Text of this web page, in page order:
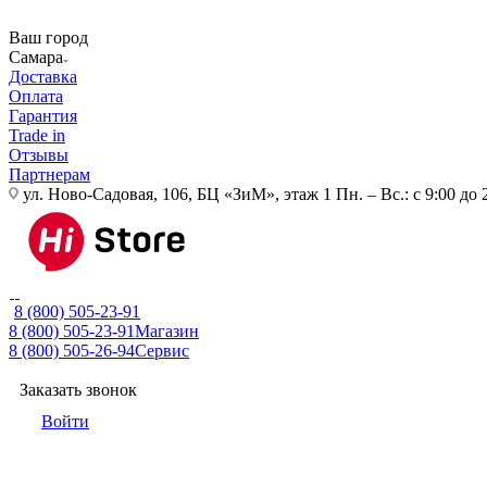
Ваш город
Самара
Доставка
Оплата
Гарантия
Trade in
Отзывы
Партнерам
ул. Ново-Садовая, 106, БЦ «ЗиМ», этаж 1 Пн. – Вс.: с 9:00 до
8 (800) 505-23-91
8 (800) 505-23-91Магазин
8 (800) 505-26-94Сервис
Заказать звонок
Войти